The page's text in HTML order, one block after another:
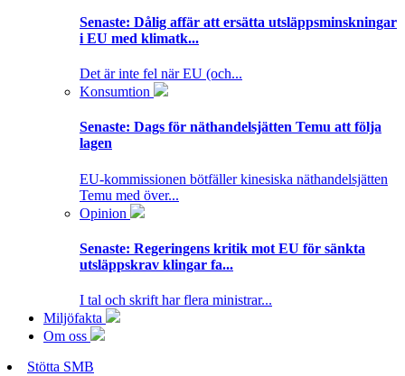
Senaste: Dålig affär att ersätta utsläppsminskningar
i EU med klimatk...
Det är inte fel när EU (och...
Konsumtion
Senaste: Dags för näthandelsjätten Temu att följa
lagen
EU-kommissionen bötfäller kinesiska näthandelsjätten
Temu med över...
Opinion
Senaste: Regeringens kritik mot EU för sänkta
utsläppskrav klingar fa...
I tal och skrift har flera ministrar...
Miljöfakta
Om oss
Stötta SMB